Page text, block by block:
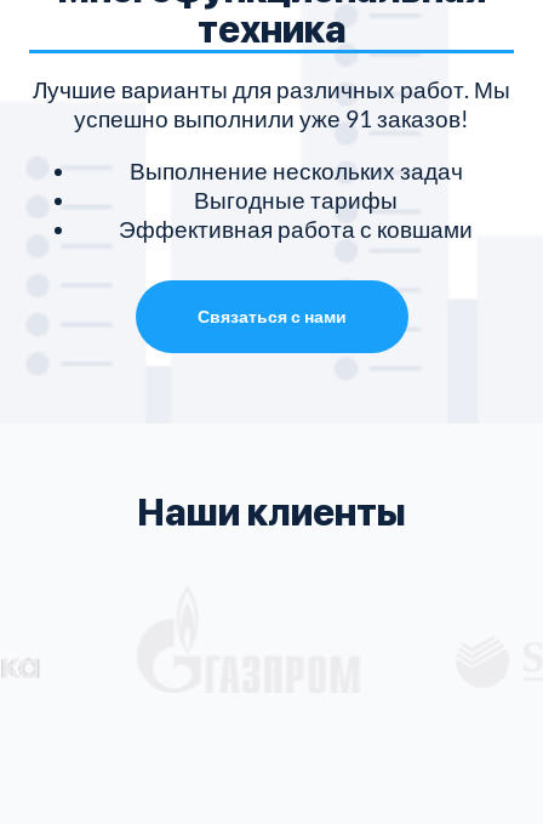
техника
Лучшие варианты для различных работ. Мы
успешно выполнили уже 91 заказов!
Выполнение нескольких задач
Выгодные тарифы
Эффективная работа с ковшами
Связаться с нами
Наши клиенты